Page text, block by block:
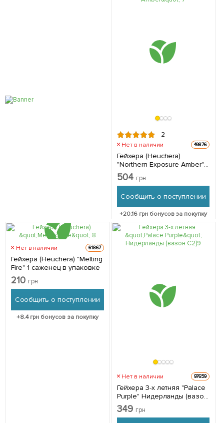
2
Нет в наличии 49876
Гейхера (Heuchera)
"Northern Exposure Amber" 1
саженец в упаковке
504 грн
Сообщить о поступлении
+20.16грн бонусов за покупку
Нет в наличии 61867
Гейхера (Heuchera) "Melting
Fire" 1 саженец в упаковке
210 грн
Сообщить о поступлении
+8.4грн бонусов за покупку
Нет в наличии 97659
Гейхера 3-х летняя "Palace
Purple" Нидерланды (вазон
С2) 1 саженец в упаковке
349 грн